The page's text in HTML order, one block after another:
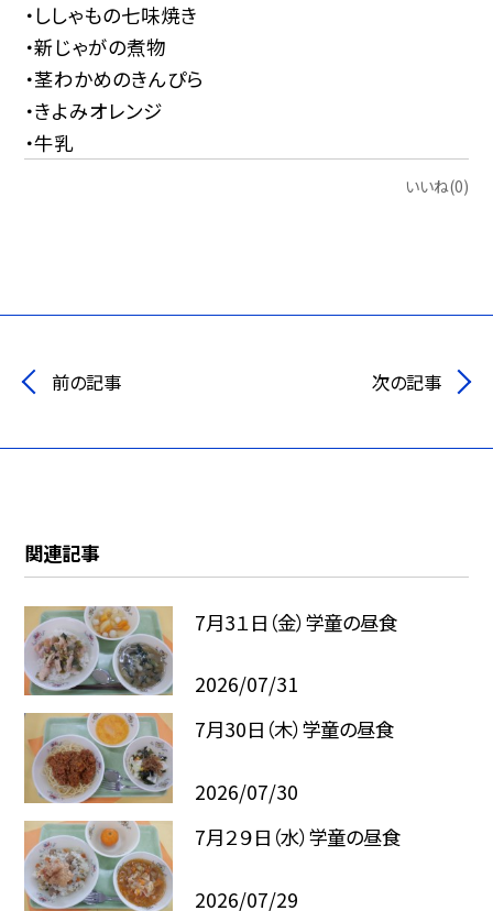
・ししゃもの七味焼き
・新じゃがの煮物
・茎わかめのきんぴら
・きよみオレンジ
・牛乳
いいね(0)
前の記事 次の記事
関連記事
7月3１日（金）学童の昼食
2026/07/31
7月30日（木）学童の昼食
2026/07/30
7月２９日（水）学童の昼食
2026/07/29